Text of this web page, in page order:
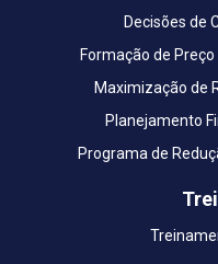
Decisões de
Formação de
Maximização de
Planejamento
Programa de